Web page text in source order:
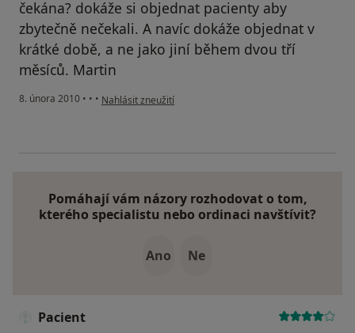
čekána? dokáže si objednat pacienty aby
zbytečně nečekali. A navíc dokáže objednat v
krátké době, a ne jako jiní během dvou tří
měsíců. Martin
8. února 2010 • • • podle názoru uživatele Pacient
Nahlásit zneužití
Pomáhají vám názory rozhodovat o tom,
kterého specialistu nebo ordinaci navštívit?
Ano Ne
Pacient